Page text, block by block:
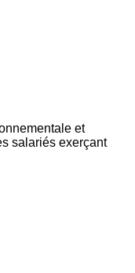
et
salariés exerçant